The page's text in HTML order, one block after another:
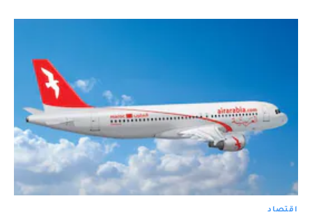
اقتصاد